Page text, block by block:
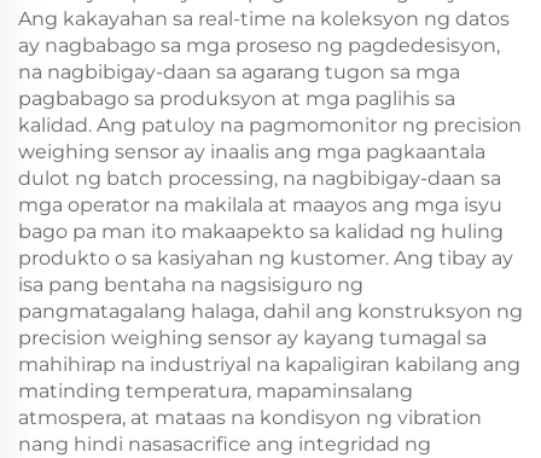
Ang kakayahan sa real-time na koleksyon ng datos
ay nagbabago sa mga proseso ng pagdedesisyon,
na nagbibigay-daan sa agarang tugon sa mga
pagbabago sa produksyon at mga paglihis sa
kalidad. Ang patuloy na pagmomonitor ng precision
weighing sensor ay inaalis ang mga pagkaantala
dulot ng batch processing, na nagbibigay-daan sa
mga operator na makilala at maayos ang mga isyu
bago pa man ito makaapekto sa kalidad ng huling
produkto o sa kasiyahan ng kustomer. Ang tibay ay
isa pang bentaha na nagsisiguro ng
pangmatagalang halaga, dahil ang konstruksyon ng
precision weighing sensor ay kayang tumagal sa
mahihirap na industriyal na kapaligiran kabilang ang
matinding temperatura, mapaminsalang
atmospera, at mataas na kondisyon ng vibration
nang hindi nasasacrifice ang integridad ng